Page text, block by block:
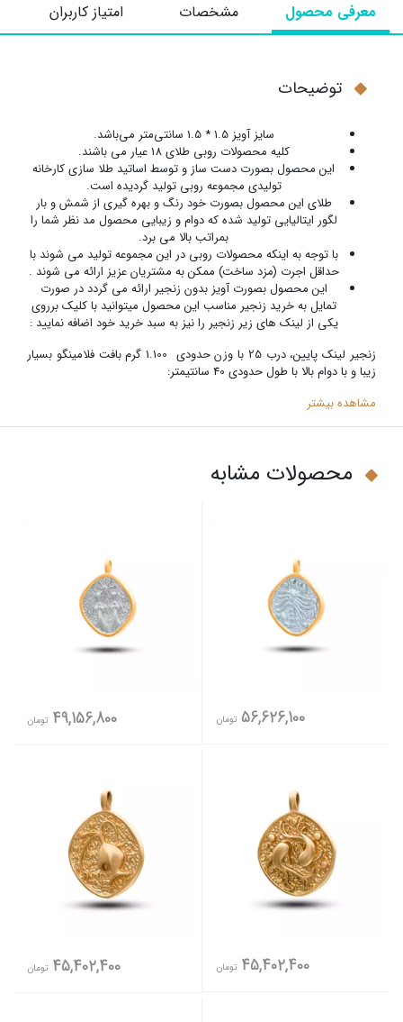
معرفی محصول مشخصات امتیاز کاربران
توضیحات
سایز آویز 1.5 * 1.5 سانتی‌متر می‌باشد.
کلیه محصولات روبی طلای 18 عیار می باشند.
این محصول بصورت دست ساز و توسط اساتید طلا سازی کارخانه
تولیدی مجموعه روبی تولید گردیده است.
طلای این محصول بصورت خود رنگ و بهره گیری از شمش و بار
لگور ایتالیایی تولید شده که دوام و زیبایی محصول مد نظر شما را
بمراتب بالا می برد.
با توجه به اینکه محصولات روبی در این مجموعه تولید می شوند با
حداقل اجرت (مزد ساخت) ممکن به مشتریان عزیز ارائه می شوند .
این محصول بصورت آویز بدون زنجیر ارائه می گردد در صورت
تمایل به خرید زنجیر مناسب این محصول میتوانید با کلیک برروی
یکی از لینک های زیر زنجیر را نیز به سبد خرید خود اضافه نمایید :
زنجیر لینک پایین، درب 25 با وزن حدودی 1.100 گرم بافت فلامینگو بسیار
زیبا و با دوام بالا با طول حدودی 40 سانتیمتر:
مشاهده بیشتر
محصولات مشابه
56,626,100 تومان 49,156,800 تومان
45,402,400 تومان 45,402,400 تومان